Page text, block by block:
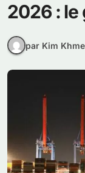
2026 : le
par Kim